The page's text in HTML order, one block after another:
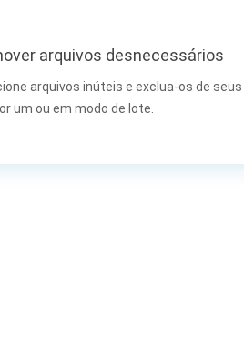
arquivos desnecessários
arquivos inúteis e exclua-os de
um ou em modo de lote.